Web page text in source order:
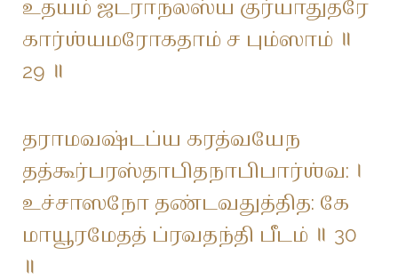
உதயம் ஜடராநலஸ்ய குர்யாதுதரே
கார்ஶ்யமரோகதாம் ச பும்ஸாம் ॥
29 ॥
தராமவஷ்டப்ய கரத்வயேந
தத்கூர்பரஸ்தாபிதநாபிபார்ஶ்வ: ।
உச்சாஸநோ தண்டவதுத்தித: கே
மாயூரமேதத் ப்ரவதந்தி பீடம் ॥ 30
॥